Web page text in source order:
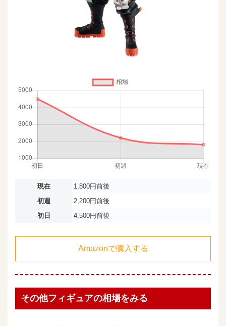
現在
1,800円前後
初週
2,200円前後
初日
4,500円前後
Amazonで購入する
その他フィギュアの相場をみる